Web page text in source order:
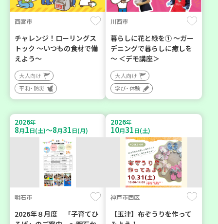
西宮市
チャレンジ！ローリングス
トック ～いつもの食材で備
えよう～
大人向け
平和・防災
川西市
暮らしに花と緑を① ～ガー
デニングで暮らしに癒しを
～ ＜デモ講座＞
大人向け
学び・体験
2026年
8月1日(土)～8月31日(月)
明石市
2026年８月度 「子育てひ
2026年
10月31日(土)
神戸市西区
【玉津】布ぞうりを作って